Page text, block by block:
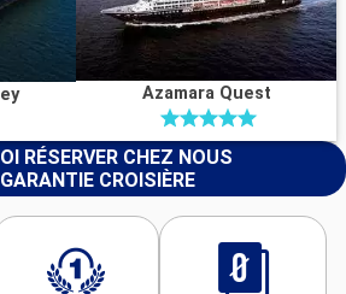
Azamara Quest
RÉSERVER CHEZ NOUS
CROISIÈRE